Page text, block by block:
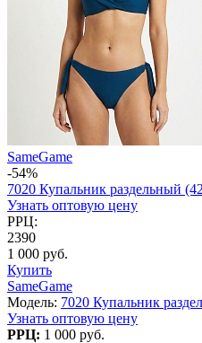
SameGame
-54%
7020 Купальник раздельный
Узнать оптовую цену
РРЦ:
2390
1 000 руб.
Купить
SameGame
Модель: 7020 Купальник
Узнать оптовую цену
РРЦ: 1 000 руб.